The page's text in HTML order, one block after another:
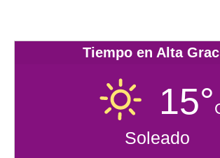
Tiempo en Alta
15°
Soleado